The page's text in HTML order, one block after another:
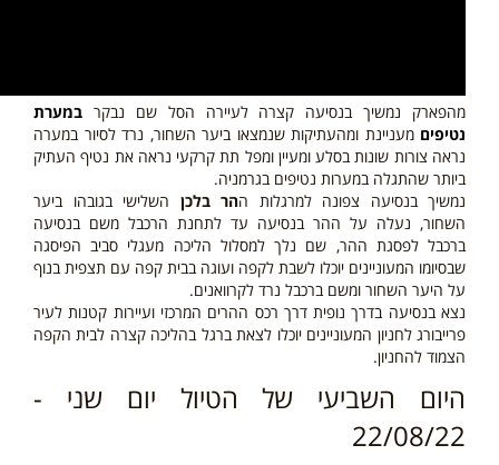
מהפארק נמשיך בנסיעה קצרה לעיירה הסל שם נבקר במערת
נטיפים מעניינת ומהעתיקות שנמצאו ביער השחור, נרד לסיור במערה
נראה צורות שונות בסלע ומעיין ומפל תת קרקעי נראה את נטיף העתיק
ביותר שהתגלה במערות נטיפים בגרמניה.
נמשיך בנסיעה צפונה למרגלות ההר בלכן השלישי בגובהו ביער
השחור, נעלה על ההר בנסיעה עד לתחנת הרכבל משם בנסיעה
ברכבל לפסגת ההר, שם נלך למסלול הליכה מעגלי סביב הפיסגה
שבסיומו המעוניינים יוכלו לשבת לקפה ועוגה בבית קפה עם תצפית בנוף
על היער השחור ומשם ברכבל נרד לקרוואנים.
נצא בנסיעה בדרך נופית דרך רכס ההרים המרכזי ועיירות קטנות לעיר
פרייבורג לחניון המעוניינים יוכלו לצאת ברגל בהליכה קצרה לבית הקפה
הצמוד להחניון.
היום השביעי של הטיול יום שני -
22/08/22